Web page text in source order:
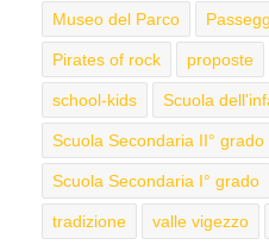
Museo del Parco
Pirates of rock proposte
school-kids Scuola
Scuola Secondaria II° grado
Scuola Secondaria I° grado
tradizione valle vigezzo